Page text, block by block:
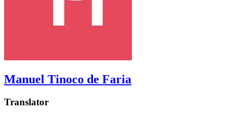
Manuel Tinoco de Faria
Translator